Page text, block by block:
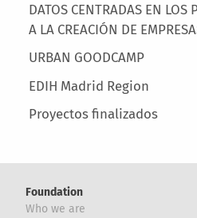
DATOS CENTRADAS EN LOS
A LA CREACIÓN DE
URBAN GOODCAMP
EDIH Madrid Region
Proyectos finalizados
Foundation
Who we are